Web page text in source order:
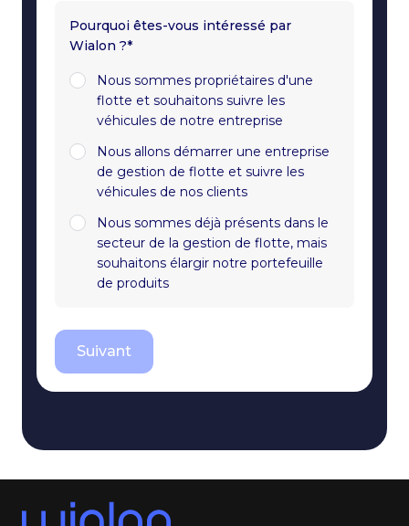
Pourquoi êtes-vous intéressé par
Wialon ?*
Nous sommes propriétaires d'une
flotte et souhaitons suivre les
véhicules de notre entreprise
Nous allons démarrer une entreprise
de gestion de flotte et suivre les
véhicules de nos clients
Nous sommes déjà présents dans le
secteur de la gestion de flotte, mais
souhaitons élargir notre portefeuille
de produits
Suivant